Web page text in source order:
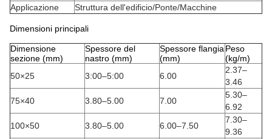
Applicazione
Struttura dell'edificio/Ponte/Macchine
Dimensioni principali
Dimensione
sezione (mm)
Spessore del
nastro (mm)
Spessore flangia
(mm)
Peso
(kg/m)
50×25
3:00–5:00 6.00
2.37–
3.46
75×40
3.80–5.00 7.00
5.30–
6.92
100×50
3.80–5.00 6.00–7.50
7.30–
9.36